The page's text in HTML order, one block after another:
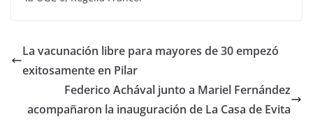
La vacunación libre para mayores de 30 empezó
exitosamente en Pilar
Federico Achával junto a Mariel Fernández
acompañaron la inauguración de La Casa de Evita